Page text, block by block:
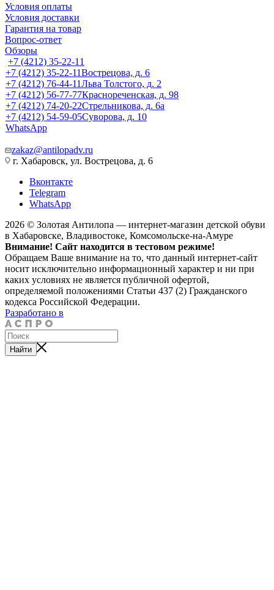
Условия оплаты
Условия доставки
Гарантия на товар
Вопрос-ответ
Обзоры
+7 (4212) 35-22-11
+7 (4212) 35-22-11Вострецова, д. 6
+7 (4212) 76-44-11Льва Толстого, д. 2
+7 (4212) 56-77-77Краснореченская, д. 98
+7 (4212) 74-20-22Стрельникова, д. 6а
+7 (4212) 54-59-05Суворова, д. 10
WhatsApp
zakaz@antilopadv.ru
г. Хабаровск, ул. Вострецова, д. 6
Вконтакте
Telegram
WhatsApp
2026 © Золотая Антилопа — интернет-магазин детской обуви
в Хабаровске, Владивостоке, Комсомольске-на-Амуре
Внимание! Сайт находится в тестовом режиме!
Обращаем Ваше внимание на то, что данный интернет-сайт
носит исключительно информационный характер и ни при
каких условиях не является публичной офертой,
определяемой положениями Статьи 437 (2) Гражданского
кодекса Российской Федерации.
Разработано в
Найти